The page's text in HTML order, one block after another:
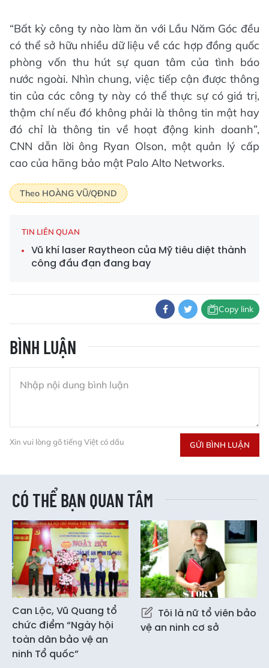
“Bất kỳ công ty nào làm ăn với Lầu Năm Góc đều
có thể sở hữu nhiều dữ liệu về các hợp đồng quốc
phòng vốn thu hút sự quan tâm của tình báo
nước ngoài. Nhìn chung, việc tiếp cận được thông
tin của các công ty này có thể thực sự có giá trị,
thậm chí nếu đó không phải là thông tin mật hay
đó chỉ là thông tin về hoạt động kinh doanh”,
CNN dẫn lời ông Ryan Olson, một quản lý cấp
cao của hãng bảo mật Palo Alto Networks.
Theo HOÀNG VŨ/QĐND
TIN LIÊN QUAN
Vũ khí laser Raytheon của Mỹ tiêu diệt thành
công đầu đạn đang bay
Copy link
BÌNH LUẬN
Xin vui lòng gõ tiếng Việt có dấu GỬI BÌNH LUẬN
CÓ THỂ BẠN QUAN TÂM
Can Lộc, Vũ Quang tổ
chức điểm “Ngày hội
toàn dân bảo vệ an
ninh Tổ quốc”
Tôi là nữ tổ viên bảo
vệ an ninh cơ sở